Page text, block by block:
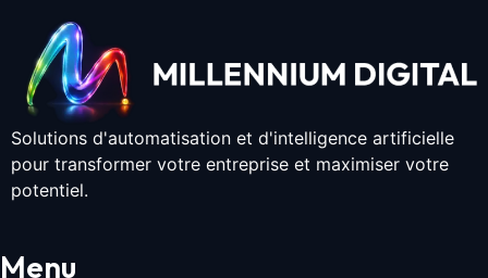
Solutions d'automatisation et d'intelligence artificielle
pour transformer votre entreprise et maximiser votre
potentiel.
Menu